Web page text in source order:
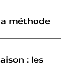
méthode
: les